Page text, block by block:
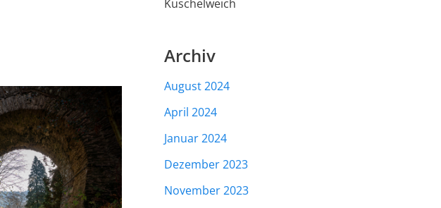
Kuschelweich
Archiv
August 2024
April 2024
Januar 2024
Dezember 2023
November 2023